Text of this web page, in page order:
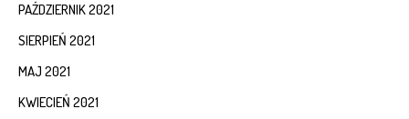
PAŹDZIERNIK 2021
SIERPIEŃ 2021
MAJ 2021
KWIECIEŃ 2021